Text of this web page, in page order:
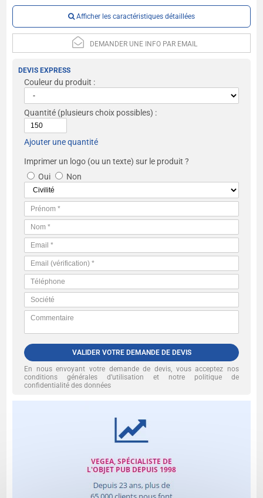
Afficher les caractéristiques détaillées
DEMANDER UNE INFO PAR EMAIL
DEVIS EXPRESS
Couleur du produit :
Quantité (plusieurs choix possibles) :
Ajouter une quantité
Imprimer un logo (ou un texte) sur le produit ?
Oui
Non
VALIDER VOTRE DEMANDE DE DEVIS
En nous envoyant votre demande de devis, vous acceptez nos
conditions générales d’utilisation et notre politique de
confidentialité des données